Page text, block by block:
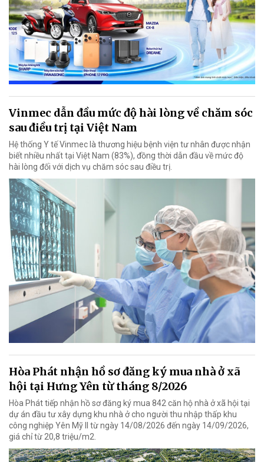
Vinmec dẫn đầu mức độ hài lòng về chăm sóc
sau điều trị tại Việt Nam
Hệ thống Y tế Vinmec là thương hiệu bệnh viện tư nhân được nhận
biết nhiều nhất tại Việt Nam (83%), đồng thời dẫn đầu về mức độ
hài lòng đối với dịch vụ chăm sóc sau điều trị.
Hòa Phát nhận hồ sơ đăng ký mua nhà ở xã
hội tại Hưng Yên từ tháng 8/2026
Hòa Phát tiếp nhận hồ sơ đăng ký mua 842 căn hộ nhà ở xã hội tại
dự án đầu tư xây dựng khu nhà ở cho người thu nhập thấp khu
công nghiệp Yên Mỹ II từ ngày 14/08/2026 đến ngày 14/09/2026,
giá chỉ từ 20,8 triệu/m2.